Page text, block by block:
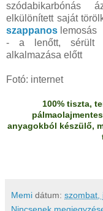
szódabikarbónás
elkülönített saját
szappanos lemosás
- a lenőtt, sérült
alkalmazása előtt
Fotó: internet
100% tiszta,
anyagokból készülő,
Memi dátum: szombat,